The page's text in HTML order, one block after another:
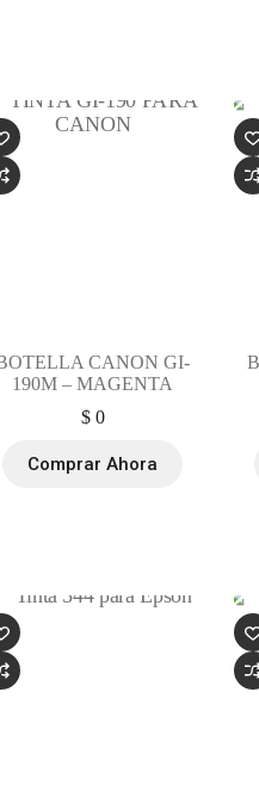
CANON GI-
190M – MAGENTA
$0
Comprar Ahora